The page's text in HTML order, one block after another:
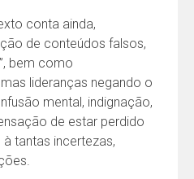
conta ainda,
de conteúdos falsos,
bem como
lideranças negando o
mental, indignação,
de estar perdido
tantas incertezas,